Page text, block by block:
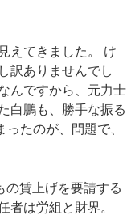
えてきました。 け
訳ありませんでし
んですから、元力士
白鵬も、勝手な振る
たのが、問題で、
の賃上げを要請する
者は労組と財界。